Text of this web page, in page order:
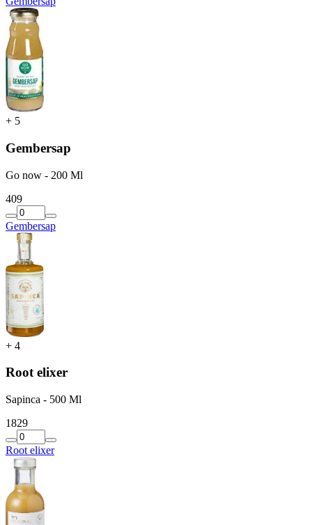
+ 5
Gembersap
Go now - 200 Ml
409
Gembersap
+ 4
Root elixer
Sapinca - 500 Ml
1829
Root elixer